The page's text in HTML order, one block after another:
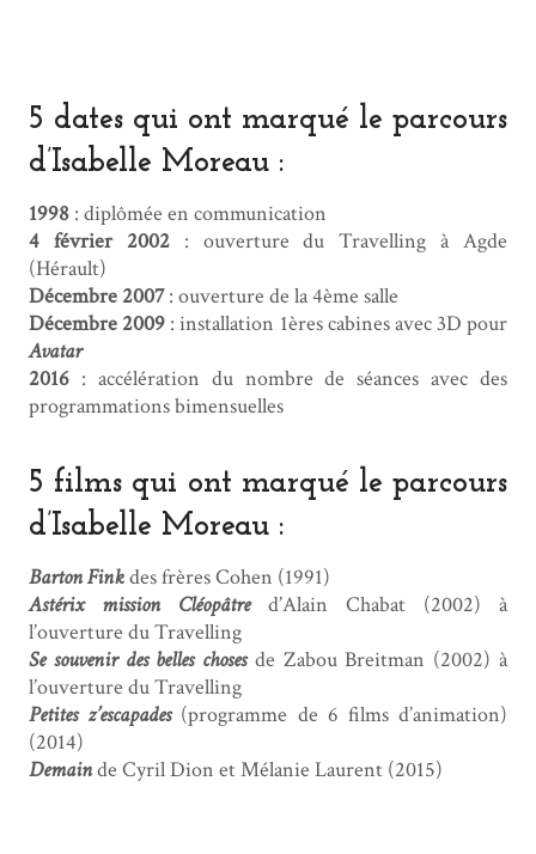
5 dates qui ont marqué le parcours
d’Isabelle Moreau :
1998 : diplômée en communication
4 février 2002: ouverture du Travelling à Agde
(Hérault)
Décembre 2007: ouverture de la 4ème salle
Décembre 2009 : installation 1ères cabines avec 3D pour
Avatar
2016: accélération du nombre de séances avec des
programmations bimensuelles
5 films qui ont marqué le parcours
d’Isabelle Moreau :
Barton Finkdes frères Cohen (1991)
Astérix mission Cléopâtred’Alain Chabat (2002) à
l’ouverture du Travelling
Se souvenir des belles chosesde Zabou Breitman (2002) à
l’ouverture du Travelling
Petites z’escapades(programme de 6 films d’animation)
(2014)
Demainde Cyril Dion et Mélanie Laurent (2015)